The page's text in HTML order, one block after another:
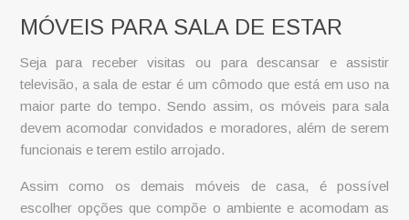
MÓVEIS PARA SALA DE ESTAR
Seja para receber visitas ou para descansar e assistir
televisão, a sala de estar é um cômodo que está em uso na
maior parte do tempo. Sendo assim, os móveis para sala
devem acomodar convidados e moradores, além de serem
funcionais e terem estilo arrojado.
Assim como os demais móveis de casa, é possível
escolher opções que compõe o ambiente e acomodam as